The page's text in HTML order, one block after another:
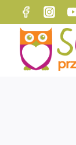
Przejdź
do
treści